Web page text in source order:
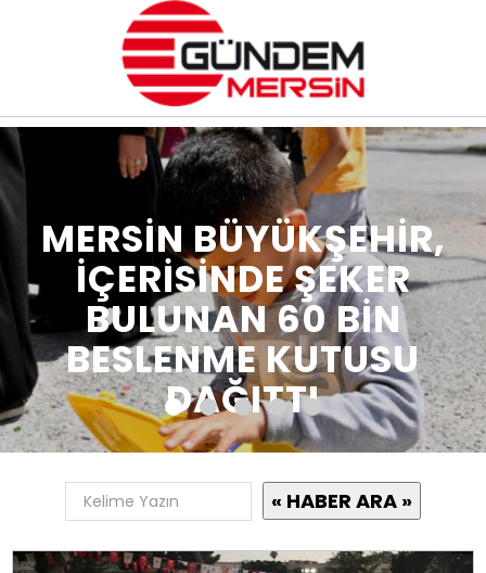
MERSİN BÜYÜKŞEHİR,
İÇERİSİNDE ŞEKER
BULUNAN 60 BİN
BESLENME KUTUSU
DAĞITTI